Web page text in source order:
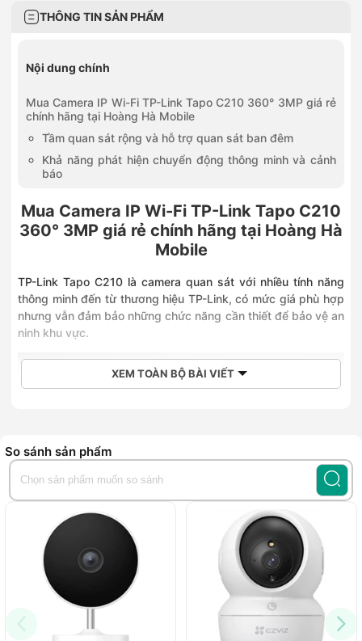
THÔNG TIN SẢN PHẨM
Nội dung chính
Mua Camera IP Wi-Fi TP-Link Tapo C210 360° 3MP giá rẻ
chính hãng tại Hoàng Hà Mobile
Tầm quan sát rộng và hỗ trợ quan sát ban đêm
Khả năng phát hiện chuyển động thông minh và cảnh
báo
Mua Camera IP Wi-Fi TP-Link Tapo C210
360° 3MP giá rẻ chính hãng tại Hoàng Hà
Mobile
TP-Link Tapo C210 là camera quan sát với nhiều tính năng
thông minh đến từ thương hiệu TP-Link, có mức giá phù hợp
nhưng vẫn đảm bảo những chức năng cần thiết để bảo vệ an
ninh khu vực.
Tầm quan sát rộng và hỗ trợ quan sát ban đêm
Tapo C210 có độ phân giải là
, số lượng điểm ảnh
2304x1296, đảm bảo mọi hình ảnh thu được hiển thị rõ ràng
với độ nét cao và chuẩn xác. Âm thanh hai chiều trên camera
XEM TOÀN BỘ BÀI VIẾT
So sánh sản phẩm